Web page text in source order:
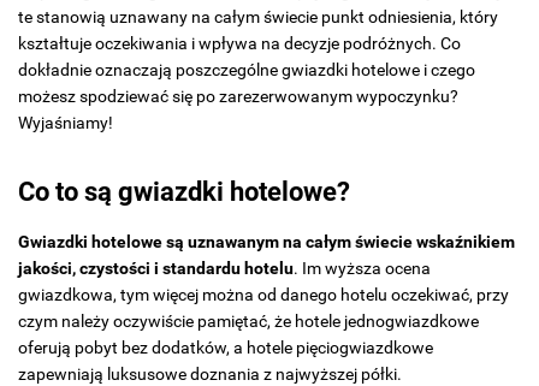
te stanowią uznawany na całym świecie punkt odniesienia, który
kształtuje oczekiwania i wpływa na decyzje podróżnych. Co
dokładnie oznaczają poszczególne gwiazdki hotelowe i czego
możesz spodziewać się po zarezerwowanym wypoczynku?
Wyjaśniamy!
Co to są gwiazdki hotelowe?
Gwiazdki hotelowe są uznawanym na całym świecie wskaźnikiem
jakości, czystości i standardu hotelu. Im wyższa ocena
gwiazdkowa, tym więcej można od danego hotelu oczekiwać, przy
czym należy oczywiście pamiętać, że hotele jednogwiazdkowe
oferują pobyt bez dodatków, a hotele pięciogwiazdkowe
zapewniają luksusowe doznania z najwyższej półki.